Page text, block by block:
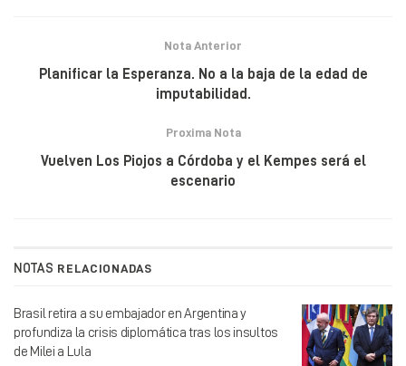
Nota Anterior
Planificar la Esperanza. No a la baja de la edad de
imputabilidad.
Proxima Nota
Vuelven Los Piojos a Córdoba y el Kempes será el
escenario
NOTAS RELACIONADAS
Brasil retira a su embajador en Argentina y
profundiza la crisis diplomática tras los insultos
de Milei a Lula